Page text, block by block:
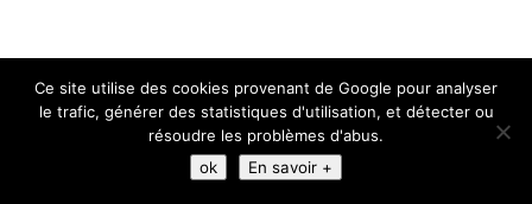
Ce site utilise des cookies provenant de Google pour analyser
le trafic, générer des statistiques d'utilisation, et détecter ou
résoudre les problèmes d'abus.
ok
En savoir +